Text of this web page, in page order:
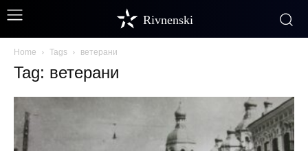
Rivnenski
Home Tags ветерани
Tag: ветерани